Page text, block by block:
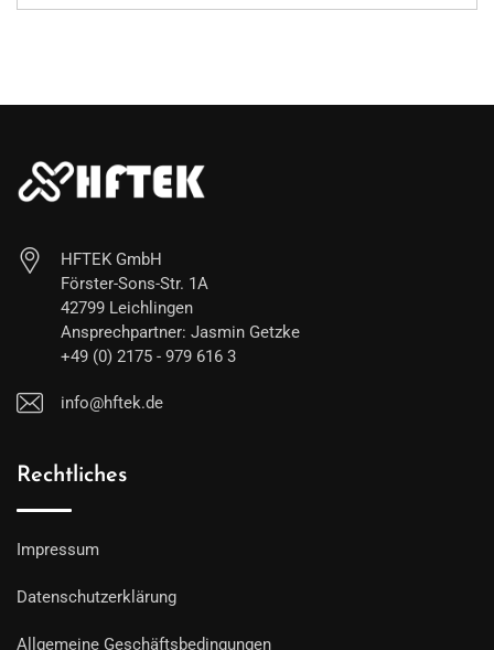
HFTEK GmbH
Förster-Sons-Str. 1A
42799 Leichlingen
Ansprechpartner: Jasmin Getzke
+49 (0) 2175 - 979 616 3
info@hftek.de
Rechtliches
Impressum
Datenschutzerklärung
Allgemeine Geschäftsbedingungen